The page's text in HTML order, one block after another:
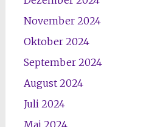
November 2024
Oktober 2024
September 2024
August 2024
Juli 2024
Mai 2024